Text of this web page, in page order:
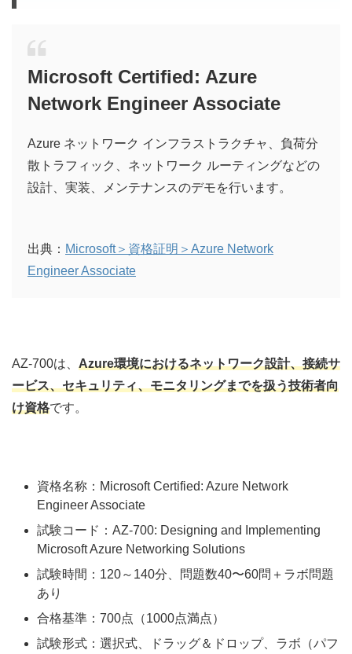
Microsoft Certified: Azure
Network Engineer Associate
Azure ネットワーク インフラストラクチャ、負荷分
散トラフィック、ネットワーク ルーティングなどの
設計、実装、メンテナンスのデモを行います。
出典： Microsoft＞資格証明＞Azure Network
Engineer Associate
AZ‑700は、 Azure環境におけるネットワーク設計、接続サ
ービス、セキュリティ、モニタリングまでを扱う技術者向
け資格です。
資格名称：Microsoft Certified: Azure Network
Engineer Associate
試験コード：AZ‑700: Designing and Implementing
Microsoft Azure Networking Solutions
試験時間：120～140分、問題数40〜60問＋ラボ問題
あり
合格基準：700点（1000点満点）
試験形式：選択式、ドラッグ＆ドロップ、ラボ（パフ